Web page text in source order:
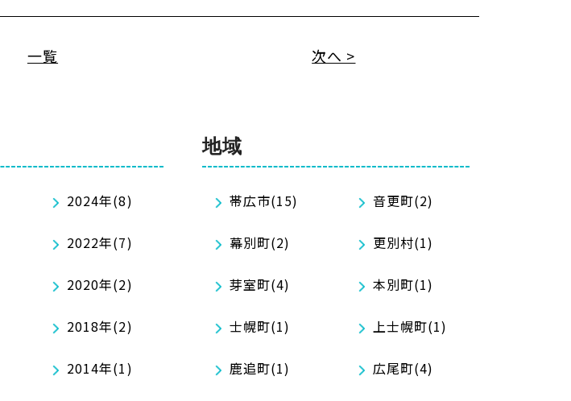
一覧 次へ >
2024年(8)
2022年(7)
2020年(2)
2018年(2)
2014年(1)
地域
帯広市(15) 音更町(2)
幕別町(2) 更別村(1)
芽室町(4) 本別町(1)
士幌町(1) 上士幌町(1)
鹿追町(1) 広尾町(4)